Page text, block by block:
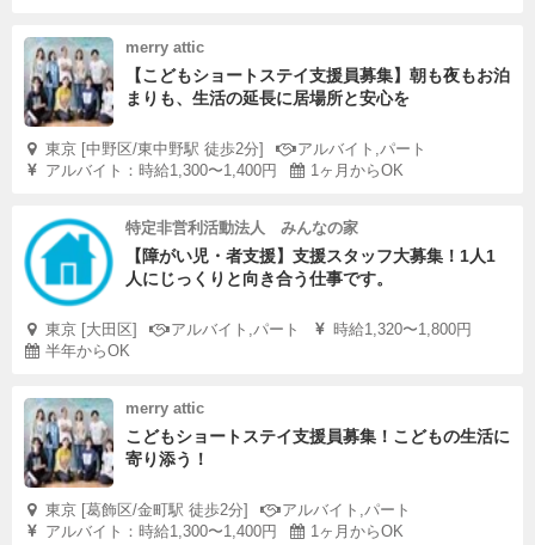
merry attic
【こどもショートステイ支援員募集】朝も夜もお泊
まりも、生活の延長に居場所と安心を
東京 [中野区/東中野駅 徒歩2分]
アルバイト,パート
アルバイト：時給1,300〜1,400円
1ヶ月からOK
特定非営利活動法人 みんなの家
【障がい児・者支援】支援スタッフ大募集！1人1
人にじっくりと向き合う仕事です。
東京 [大田区] アルバイト,パート
時給1,320〜1,800円
半年からOK
merry attic
こどもショートステイ支援員募集！こどもの生活に
寄り添う！
東京 [葛飾区/金町駅 徒歩2分]
アルバイト,パート
アルバイト：時給1,300〜1,400円
1ヶ月からOK